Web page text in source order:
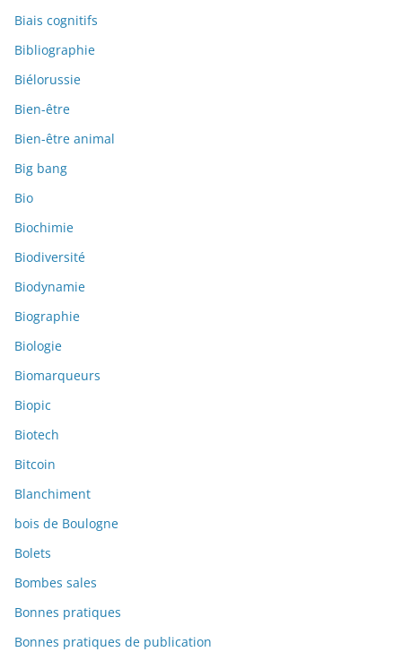
Biais cognitifs
Bibliographie
Biélorussie
Bien-être
Bien-être animal
Big bang
Bio
Biochimie
Biodiversité
Biodynamie
Biographie
Biologie
Biomarqueurs
Biopic
Biotech
Bitcoin
Blanchiment
bois de Boulogne
Bolets
Bombes sales
Bonnes pratiques
Bonnes pratiques de publication